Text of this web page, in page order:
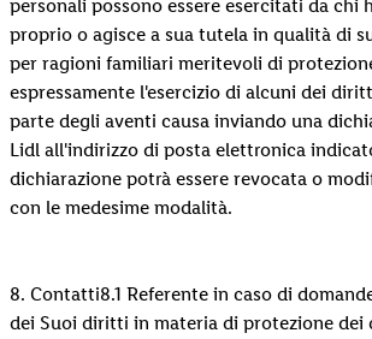
personali possono essere esercitati da chi
proprio o agisce a sua tutela in qualità di
per ragioni familiari meritevoli di
espressamente l'esercizio di alcuni dei
parte degli aventi causa inviando una
Lidl all'indirizzo di posta elettronica
dichiarazione potrà essere revocata o
con le medesime modalità.
8. Contatti8.1 Referente in caso di
dei Suoi diritti in materia di protezione dei